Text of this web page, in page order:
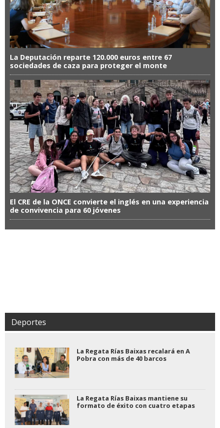
La Deputación reparte 120.000 euros entre 67
sociedades de caza para proteger el monte
El CRE de la ONCE convierte el inglés en una experiencia
de convivencia para 60 jóvenes
Deportes
La Regata Rías Baixas recalará en A
Pobra con más de 40 barcos
La Regata Rías Baixas mantiene su
formato de éxito con cuatro etapas